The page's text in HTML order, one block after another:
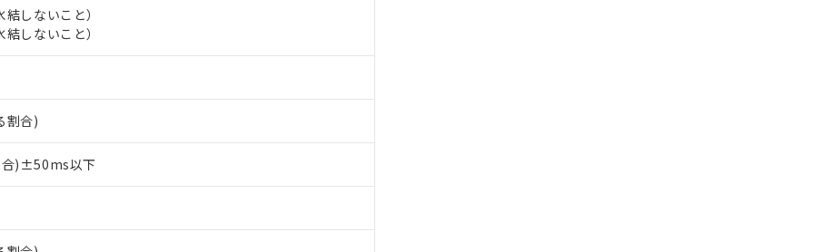
しないこと）
しないこと）
割合)
合)±50ms以下
RoHS指令（10物質）の非含有に対応した製品が提供可能な商品です。
RoHS指令（10物質）の非含有に非対応の商品で、対応品を出す予定はありません。
RoHS指令（10物質）の非含有の対応状況を調査中または確認中の商品です。
ス料など無形物で、有害物質有無と関係のない商品です。
り、非含有部品としていたものが、含有品と判明した場合などやむを得ず変更すること
表